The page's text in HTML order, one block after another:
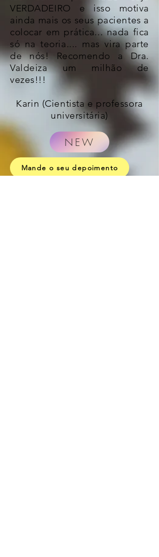
Mande o seu depoimento
VERDADEIRO e isso motiva
ainda mais os seus pacientes a
colocar em prática... nada fica
só na teoria.... mas vira parte
de nós! Recomendo a Dra.
Valdeiza um milhão de
vezes!!!
Karin (Cientista e professora
universitária)
NEW